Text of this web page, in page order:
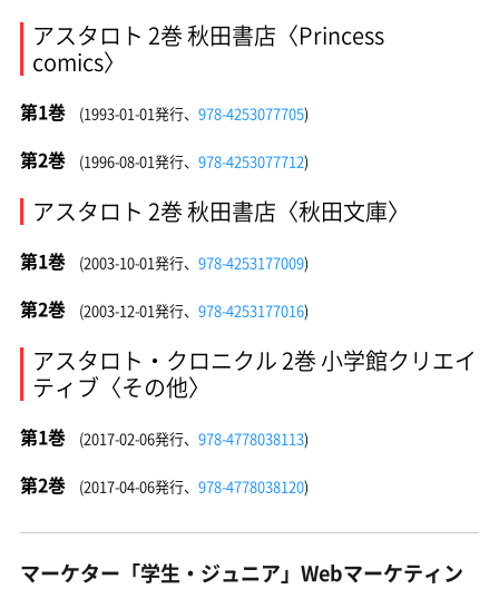
アスタロト 2巻 秋田書店〈Princess
comics〉
第1巻 (1993-01-01発行、 978-4253077705)
第2巻 (1996-08-01発行、 978-4253077712)
アスタロト 2巻 秋田書店〈秋田文庫〉
第1巻 (2003-10-01発行、 978-4253177009)
第2巻 (2003-12-01発行、 978-4253177016)
アスタロト・クロニクル 2巻 小学館クリエイ
ティブ〈その他〉
第1巻 (2017-02-06発行、 978-4778038113)
第2巻 (2017-04-06発行、 978-4778038120)
マーケター「学生・ジュニア」Webマーケティン